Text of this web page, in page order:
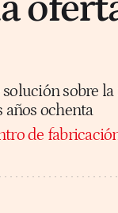
sobre la
años ochenta
de